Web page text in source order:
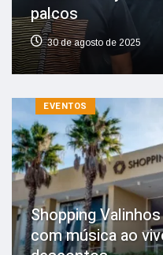
palcos
30 de agosto de 2025
EVENTOS
Shopping
com música ao